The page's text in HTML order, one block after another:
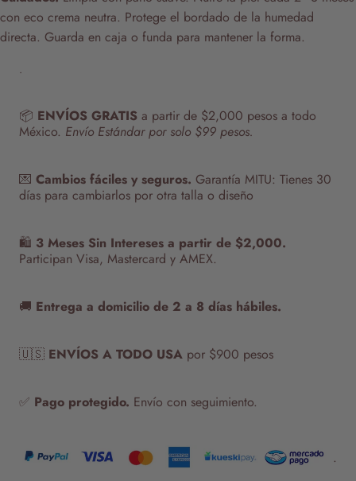
con eco crema neutra. Protege el bordado de la humedad
directa. Guarda en caja o funda para mantener la forma.
.
📦 ENVÍOS GRATIS a partir de $2,000 pesos a todo
México. Envío Estándar por solo $99 pesos.
💌 Cambios fáciles y seguros. Garantía MITU: Tienes 30
días para cambiarlos por otra talla o diseño
🛍️ 3 Meses Sin Intereses a partir de $2,000.
Participan Visa, Mastercard y AMEX.
🚚 Entrega a domicilio de 2 a 8 días hábiles.
🇺🇸 ENVÍOS A TODO USA por $900 pesos
✅ Pago protegido. Envío con seguimiento.
.